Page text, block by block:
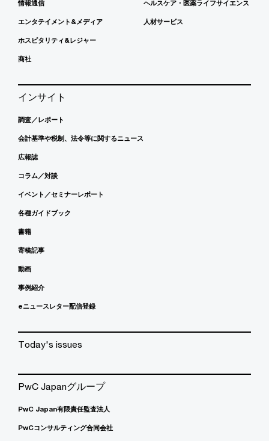
情報通信
エンタテイメント&メディア
ホスピタリティ&レジャー
商社
ヘルスケア・医薬ライフサイエンス
人材サービス
インサイト
調査／レポート
会計基準や税制、法令等に関するニュース
広報誌
コラム／対談
イベント／セミナーレポート
各種ガイドブック
書籍
寄稿記事
動画
事例紹介
eニュースレター配信登録
Today's issues
PwC Japanグループ
PwC Japan有限責任監査法人
PwCコンサルティング合同会社